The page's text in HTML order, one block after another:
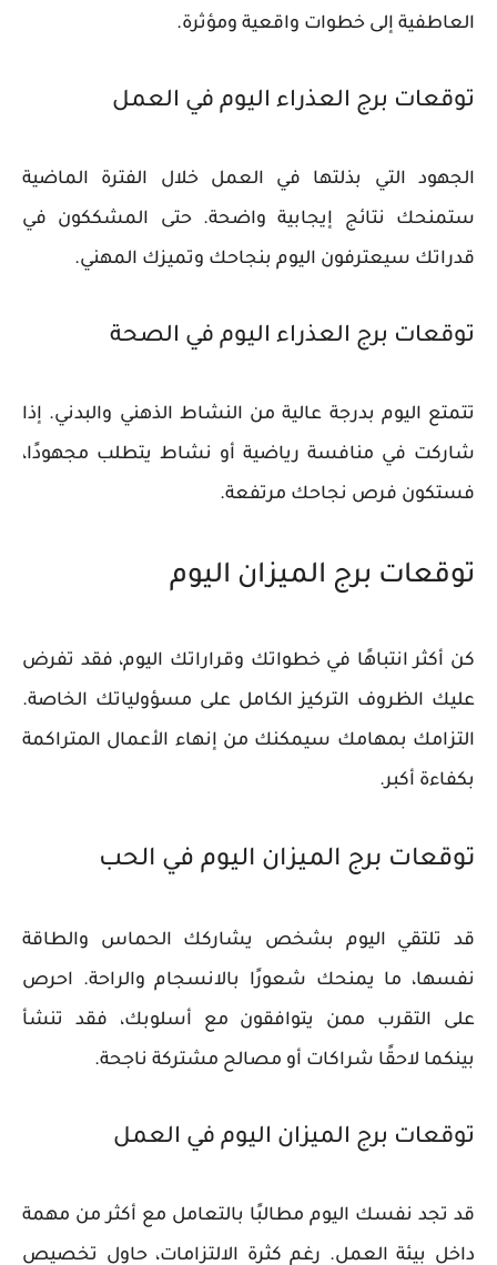
العاطفية إلى خطوات واقعية ومؤثرة.
توقعات برج العذراء اليوم في العمل
الجهود التي بذلتها في العمل خلال الفترة الماضية
ستمنحك نتائج إيجابية واضحة. حتى المشككون في
قدراتك سيعترفون اليوم بنجاحك وتميزك المهني.
توقعات برج العذراء اليوم في الصحة
تتمتع اليوم بدرجة عالية من النشاط الذهني والبدني. إذا
شاركت في منافسة رياضية أو نشاط يتطلب مجهودًا،
فستكون فرص نجاحك مرتفعة.
توقعات برج الميزان اليوم
كن أكثر انتباهًا في خطواتك وقراراتك اليوم، فقد تفرض
عليك الظروف التركيز الكامل على مسؤولياتك الخاصة.
التزامك بمهامك سيمكنك من إنهاء الأعمال المتراكمة
بكفاءة أكبر.
توقعات برج الميزان اليوم في الحب
قد تلتقي اليوم بشخص يشاركك الحماس والطاقة
نفسها، ما يمنحك شعورًا بالانسجام والراحة. احرص
على التقرب ممن يتوافقون مع أسلوبك، فقد تنشأ
بينكما لاحقًا شراكات أو مصالح مشتركة ناجحة.
توقعات برج الميزان اليوم في العمل
قد تجد نفسك اليوم مطالبًا بالتعامل مع أكثر من مهمة
داخل بيئة العمل. رغم كثرة الالتزامات، حاول تخصيص